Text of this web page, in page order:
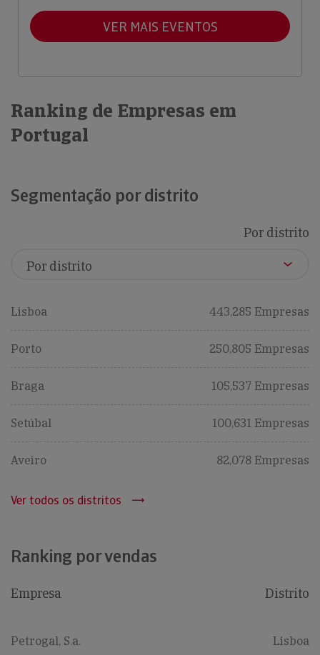
VER MAIS EVENTOS
Ranking de Empresas em
Portugal
Segmentação por distrito
Por distrito
Lisboa 443,285 Empresas
Porto 250,805 Empresas
Braga 105,537 Empresas
Setúbal 100,631 Empresas
Aveiro 82,078 Empresas
Ver todos os distritos
Ranking por vendas
Empresa Distrito
Petrogal, S.a. Lisboa